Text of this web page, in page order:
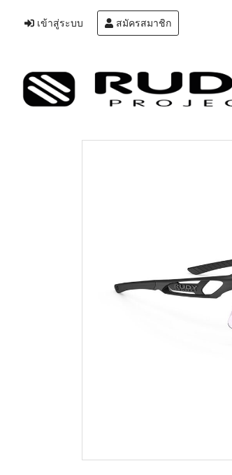
เข้าสู่ระบบ สมัครสมาชิก